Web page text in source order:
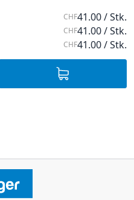
CHF41.00 / Stk.
CHF41.00 / Stk.
CHF41.00 / Stk.